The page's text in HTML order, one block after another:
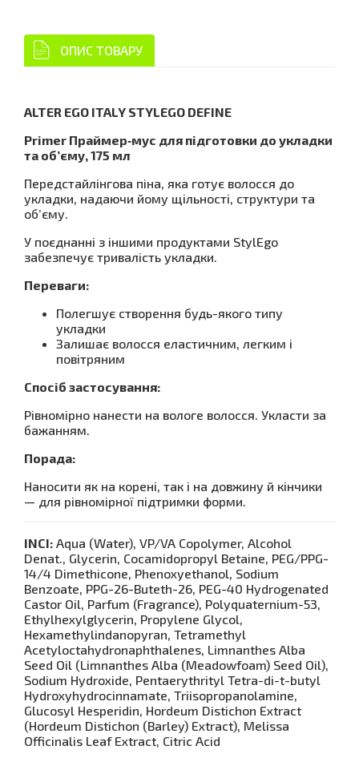
ОПИС ТОВАРУ
ALTER EGO ITALY STYLEGO DEFINE
Primer Праймер‑мус для підготовки до укладки
та об’єму, 175 мл
Передстайлінгова піна, яка готує волосся до
укладки, надаючи йому щільності, структури та
об’єму.
У поєднанні з іншими продуктами StylEgo
забезпечує тривалість укладки.
Переваги:
Полегшує створення будь-якого типу
укладки
Залишає волосся еластичним, легким і
повітряним
Спосіб застосування:
Рівномірно нанести на вологе волосся. Укласти за
бажанням.
Порада:
Наносити як на корені, так і на довжину й кінчики
— для рівномірної підтримки форми.
INCI: Aqua (Water), VP/VA Copolymer, Alcohol
Denat., Glycerin, Cocamidopropyl Betaine, PEG/PPG-
14/4 Dimethicone, Phenoxyethanol, Sodium
Benzoate, PPG-26-Buteth-26, PEG-40 Hydrogenated
Castor Oil, Parfum (Fragrance), Polyquaternium-53,
Ethylhexylglycerin, Propylene Glycol,
Hexamethylindanopyran, Tetramethyl
Acetyloctahydronaphthalenes, Limnanthes Alba
Seed Oil (Limnanthes Alba (Meadowfoam) Seed Oil),
Sodium Hydroxide, Pentaerythrityl Tetra-di-t-butyl
Hydroxyhydrocinnamate, Triisopropanolamine,
Glucosyl Hesperidin, Hordeum Distichon Extract
(Hordeum Distichon (Barley) Extract), Melissa
Officinalis Leaf Extract, Citric Acid